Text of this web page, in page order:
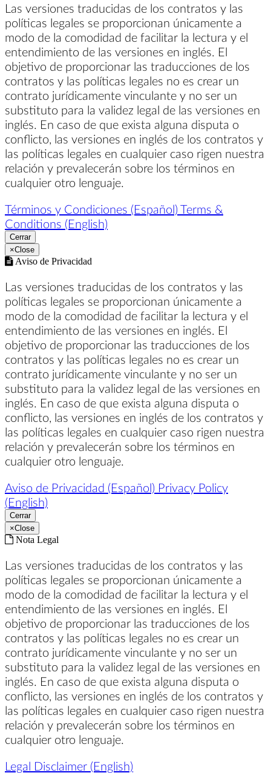
Las versiones traducidas de los contratos y las
políticas legales se proporcionan únicamente a
modo de la comodidad de facilitar la lectura y el
entendimiento de las versiones en inglés. El
objetivo de proporcionar las traducciones de los
contratos y las políticas legales no es crear un
contrato jurídicamente vinculante y no ser un
substituto para la validez legal de las versiones en
inglés. En caso de que exista alguna disputa o
conflicto, las versiones en inglés de los contratos y
las políticas legales en cualquier caso rigen nuestra
relación y prevalecerán sobre los términos en
cualquier otro lenguaje.
Términos y Condiciones (Español) Terms &
Conditions (English)
Cerrar
×Close
Aviso de Privacidad
Las versiones traducidas de los contratos y las
políticas legales se proporcionan únicamente a
modo de la comodidad de facilitar la lectura y el
entendimiento de las versiones en inglés. El
objetivo de proporcionar las traducciones de los
contratos y las políticas legales no es crear un
contrato jurídicamente vinculante y no ser un
substituto para la validez legal de las versiones en
inglés. En caso de que exista alguna disputa o
conflicto, las versiones en inglés de los contratos y
las políticas legales en cualquier caso rigen nuestra
relación y prevalecerán sobre los términos en
cualquier otro lenguaje.
Aviso de Privacidad (Español) Privacy Policy
(English)
Cerrar
×Close
Nota Legal
Las versiones traducidas de los contratos y las
políticas legales se proporcionan únicamente a
modo de la comodidad de facilitar la lectura y el
entendimiento de las versiones en inglés. El
objetivo de proporcionar las traducciones de los
contratos y las políticas legales no es crear un
contrato jurídicamente vinculante y no ser un
substituto para la validez legal de las versiones en
inglés. En caso de que exista alguna disputa o
conflicto, las versiones en inglés de los contratos y
las políticas legales en cualquier caso rigen nuestra
relación y prevalecerán sobre los términos en
cualquier otro lenguaje.
Legal Disclaimer (English)